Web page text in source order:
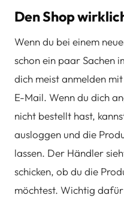
Den Shop
Wenn du bei einem
schon ein paar Sachen
dich meist anmelden
E-Mail. Wenn du dich
nicht bestellt hast,
ausloggen und die
lassen. Der Händler
schicken, ob du die
möchtest. Wichtig